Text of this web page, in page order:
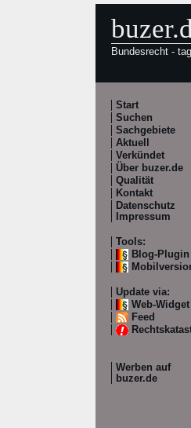
Bundesrecht -
Start
Suchen
Sachgebiete
Aktuell
Verkündet
Über buzer.de
Qualität
Kontakt
Datenschutz
Impressum
Tools:
Blog-Plugin
Update via:
Web-Widget
Feed
Werben auf
buzer.de